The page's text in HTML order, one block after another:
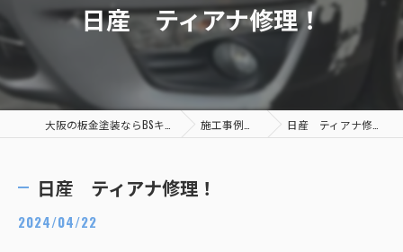
日産 ティアナ修理！
施工事例一覧 日産 ティアナ修理！
日産 ティアナ修理！
2024/04/22